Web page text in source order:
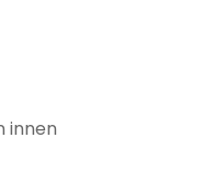
innen